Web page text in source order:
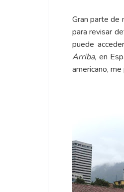
Gran parte de
para revisar
puede
Arriba, en
americano,